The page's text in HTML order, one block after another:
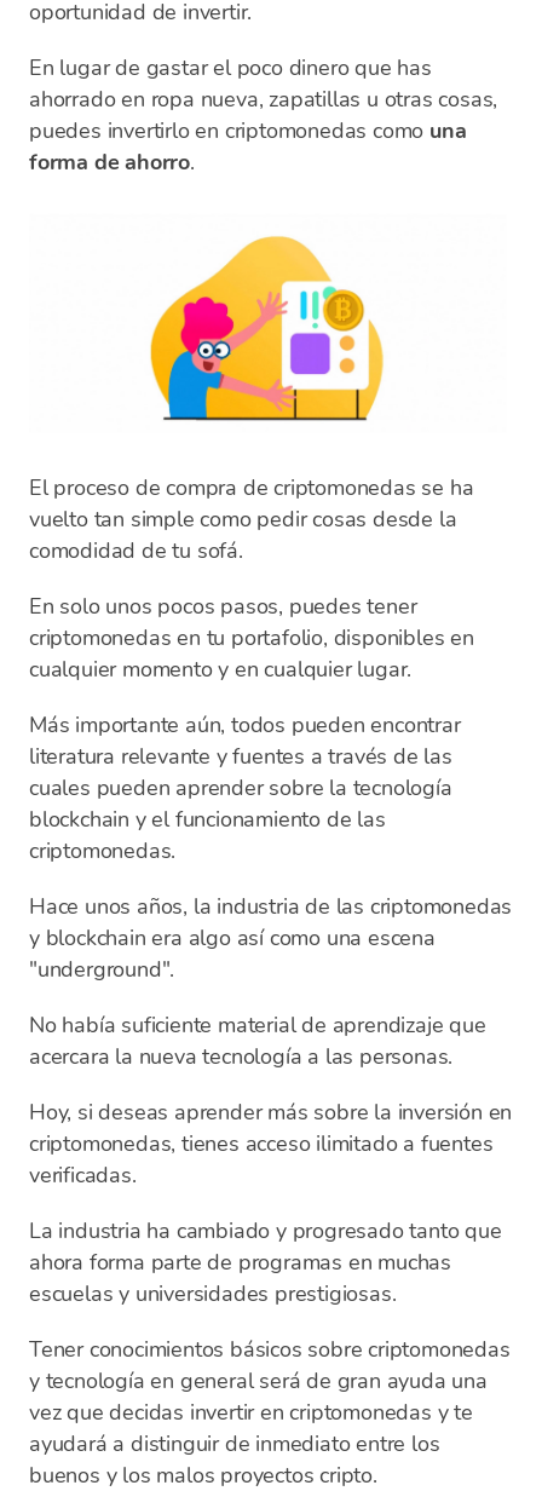
oportunidad de invertir.
En lugar de gastar el poco dinero que has
ahorrado en ropa nueva, zapatillas u otras cosas,
puedes invertirlo en criptomonedas como una
forma de ahorro.
El proceso de compra de criptomonedas se ha
vuelto tan simple como pedir cosas desde la
comodidad de tu sofá.
En solo unos pocos pasos, puedes tener
criptomonedas en tu portafolio, disponibles en
cualquier momento y en cualquier lugar.
Más importante aún, todos pueden encontrar
literatura relevante y fuentes a través de las
cuales pueden aprender sobre la tecnología
blockchain y el funcionamiento de las
criptomonedas.
Hace unos años, la industria de las criptomonedas
y blockchain era algo así como una escena
"underground".
No había suficiente material de aprendizaje que
acercara la nueva tecnología a las personas.
Hoy, si deseas aprender más sobre la inversión en
criptomonedas, tienes acceso ilimitado a fuentes
verificadas.
La industria ha cambiado y progresado tanto que
ahora forma parte de programas en muchas
escuelas y universidades prestigiosas.
Tener conocimientos básicos sobre criptomonedas
y tecnología en general será de gran ayuda una
vez que decidas invertir en criptomonedas y te
ayudará a distinguir de inmediato entre los
buenos y los malos proyectos cripto.